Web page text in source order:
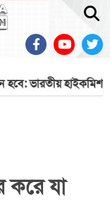
ভারতীয় হাইকমিশনার
করে যা